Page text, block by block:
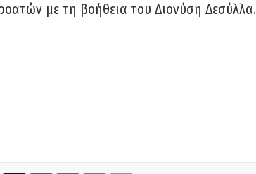
με τη βοήθεια του Διονύση Δεσύλλα.